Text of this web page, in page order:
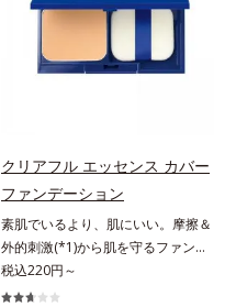
プし、ぷるんとした唇に。さっとひ
と塗りするだけで、くすみやすい大
人の肌に血色感を与え、唇を自然に
クワラン、ヒアルロン酸Na、加水
分解コラーゲン
クリアフル エッセンス カバー
ファンデーション
素肌でいるより、肌にいい。摩擦＆
外的刺激(*1)から肌を守るファンデ
ーション。肌荒れやニキビがある
と、ファンデーションを塗っていい
税込220円～